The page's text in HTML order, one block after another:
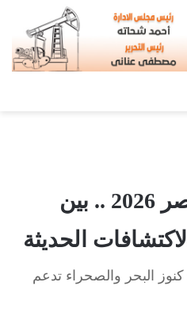
حقول الغاز في مصر 2026 .. بين
الحديثة
الغاز في مصر 2026: كنوز البحر والصحراء تدعم